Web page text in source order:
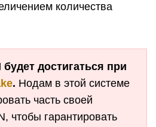
количества
достигаться при
. Нодам в этой системе
часть своей
чтобы гарантировать